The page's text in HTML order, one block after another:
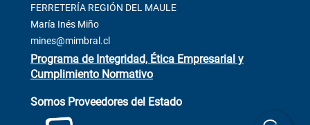
Contacto
Venta Terreno
Trabaja con Nosotros
+(73) 256
FERRETERÍA REGIÓN DEL MAULE
María Inés Miño
mines@mimbral.cl
Programa de Integridad, Ética Empresarial y
Cumplimiento Normativo
Somos Proveedores del Estado